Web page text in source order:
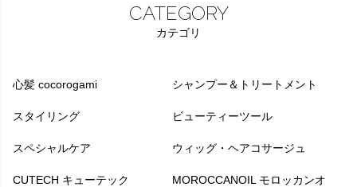
CATEGORY
カテゴリ
心髪 cocorogami シャンプー＆トリートメント
スタイリング ビューティーツール
スペシャルケア ウィッグ・ヘアコサージュ
CUTECH キューテック
MOROCCANOIL モロッカンオ